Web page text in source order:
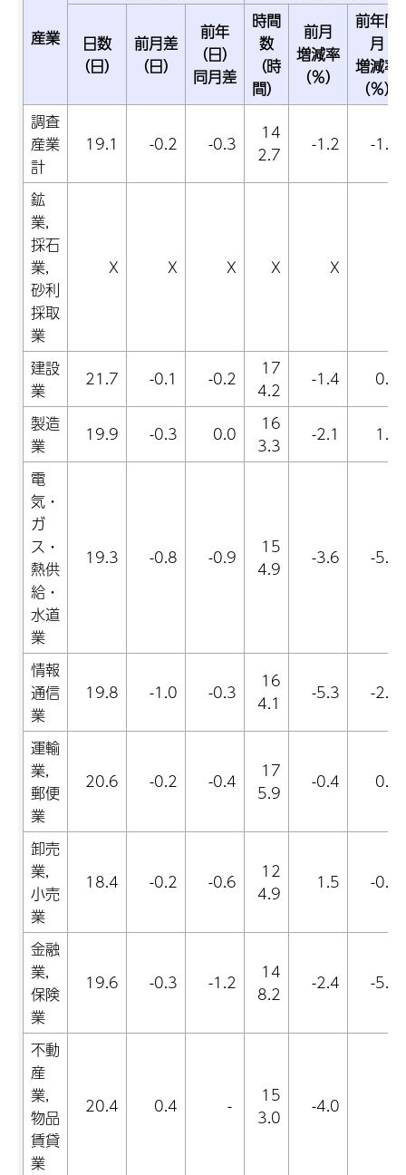
産業
日数
（日）
前月差
（日）
前年
（日）
同月差
時間
数
（時
間）
前月
増減率
（％）
前年同
月
増減率
（％）
調査
産業
計
19.1 -0.2 -0.3
14
2.7
-1.2 -1.3
鉱
業,
採石
業,
砂利
採取
業
X X X X X
建設
業
21.7 -0.1 -0.2
17
4.2
-1.4
0.4
製造
業
19.9 -0.3 0.0
16
3.3
-2.1
1.8
電
気・
ガ
ス・
熱供
給・
水道
業
19.3 -0.8 -0.9
15
4.9
-3.6 -5.2
情報
通信
業
19.8 -1.0 -0.3
16
4.1
-5.3 -2.0
運輸
業,
郵便
業
20.6 -0.2 -0.4
17
5.9
-0.4 0.1
卸売
業,
小売
業
18.4 -0.2 -0.6
12
4.9
1.5 -0.7
金融
業,
保険
業
19.6 -0.3 -1.2
14
8.2
-2.4 -5.6
不動
産
業,
物品
賃貸
業
20.4 0.4 -
15
3.0
-4.0